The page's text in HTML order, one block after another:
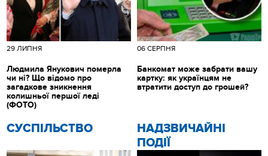
CУСПІЛЬСТВО
НАДЗВИЧАЙНІ
ПОДІЇ
29 ЛИПНЯ
Людмила Янукович померла
чи ні? Що відомо про
загадкове зникнення
колишньої першої леді
(ФОТО)
06 СЕРПНЯ
Банкомат може забрати вашу
картку: як українцям не
втратити доступ до грошей?